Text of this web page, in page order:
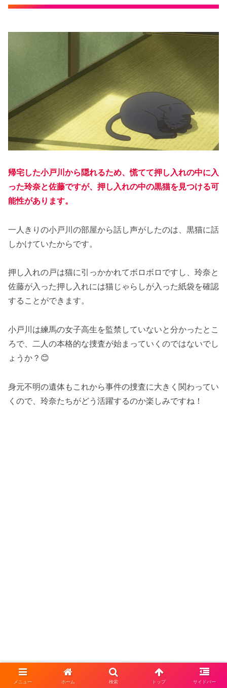
帰宅した小戸川から隠れるため、慌てて押し入れの中に入
った玲奈と佐藤ですが、押し入れの中の黒猫を見つける可
能性があります。
一人きりの小戸川の部屋から話し声がしたのは、黒猫に話
しかけていたからです。
押し入れの戸は猫に引っかかれてボロボロですし、玲奈と
佐藤が入った押し入れには猫じゃらしが入った紙袋を確認
することができます。
小戸川は練馬の女子高生を監禁していないと分かったとこ
ろで、二人の本格的な捜査が始まっていくのではないでし
ょうか？😊
身元不明の遺体もこれから事件の捜査に大きく関わってい
くので、玲奈たちがどう活躍するのか楽しみですね！
21話の感想
メニュー ホーム 検索 トップ サイドバー